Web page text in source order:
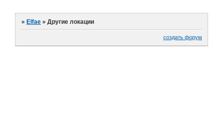
»Elfae »Другие локации
создать форум